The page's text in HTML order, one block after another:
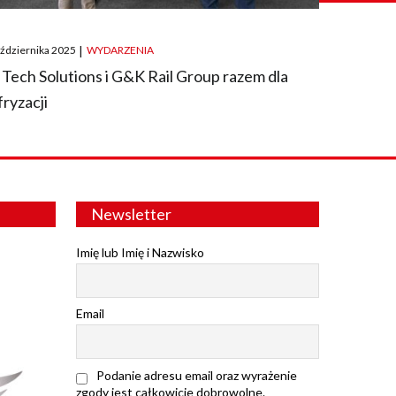
2025 | WYDARZENIA
Tech Solutions i G&K Rail Group razem dla
Newsletter
Imię lub Imię i Nazwisko
Email
Podanie adresu email oraz wyrażenie
zgody jest całkowicie dobrowolne.